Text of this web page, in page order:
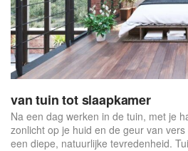
van tuin tot slaapkamer
Na een dag werken in de tuin, met je
zonlicht op je huid en de geur van
een diepe, natuurlijke tevredenheid.